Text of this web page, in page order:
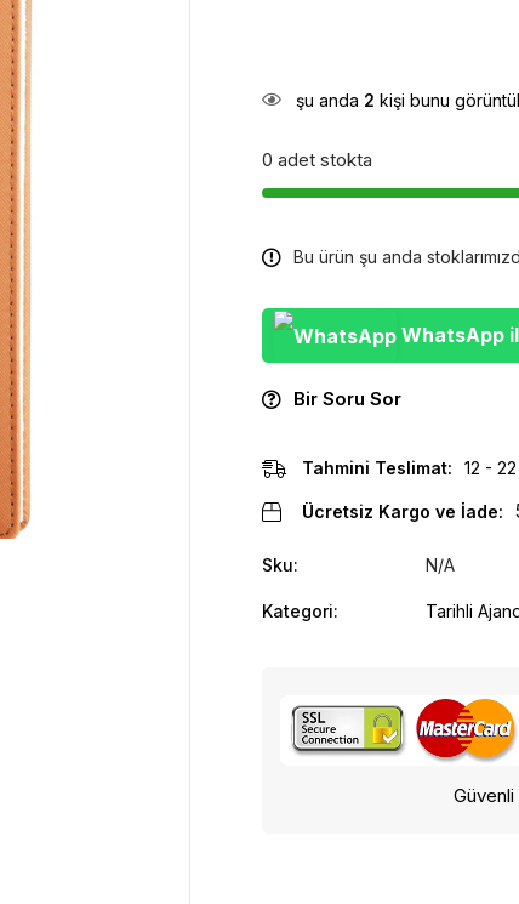
şu anda 2 kişi bunu
0 adet stokta
Bu ürün şu anda
WhatsApp
Bir Soru Sor
Tahmini Teslimat: 12 -
Ücretsiz Kargo ve İade:
Sku: N/A
Kategori: Tarihli